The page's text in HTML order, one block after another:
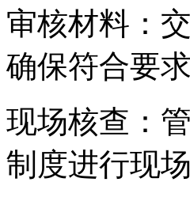
审核材料：
确保符合要求
现场核查：
制度进行现场